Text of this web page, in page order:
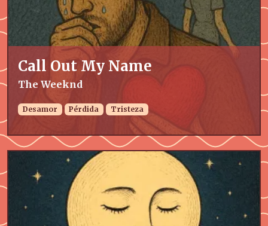
Call Out My Name
The Weeknd
Desamor Pérdida Tristeza